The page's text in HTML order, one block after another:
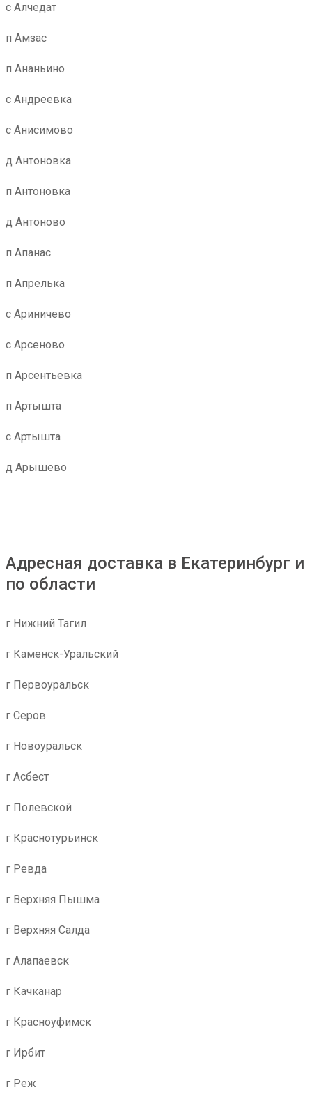
с Алчедат
п Амзас
п Ананьино
с Андреевка
с Анисимово
д Антоновка
п Антоновка
д Антоново
п Апанас
п Апрелька
с Ариничево
с Арсеново
п Арсентьевка
п Артышта
с Артышта
д Арышево
Адресная доставка в Екатеринбург и
по области
г Нижний Тагил
г Каменск-Уральский
г Первоуральск
г Серов
г Новоуральск
г Асбест
г Полевской
г Краснотурьинск
г Ревда
г Верхняя Пышма
г Верхняя Салда
г Алапаевск
г Качканар
г Красноуфимск
г Ирбит
г Реж